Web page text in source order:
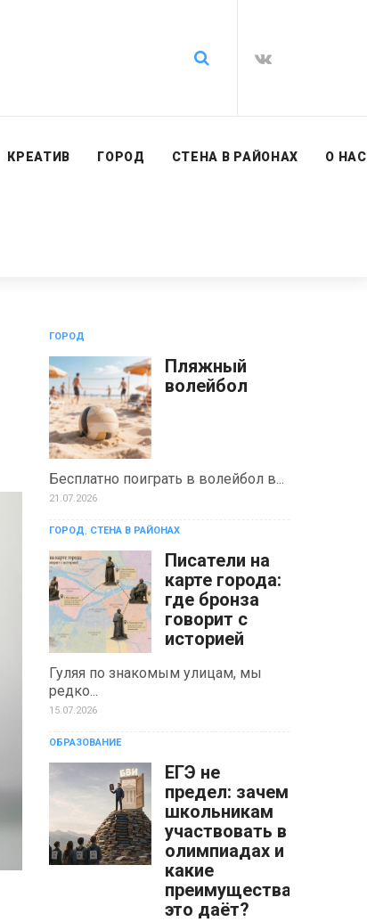
КРЕАТИВ ГОРОД СТЕНА В РАЙОНАХ О НАС
ГОРОД
Пляжный
волейбол
Бесплатно поиграть в волейбол в...
21.07.2026
ГОРОД, СТЕНА В РАЙОНАХ
Писатели на
карте города:
где бронза
говорит с
историей
Гуляя по знакомым улицам, мы
редко...
15.07.2026
ОБРАЗОВАНИЕ
ЕГЭ не
предел: зачем
школьникам
участвовать в
олимпиадах и
какие
преимущества
это даёт?